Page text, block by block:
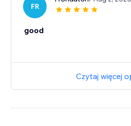
FR
good
Czytaj więcej